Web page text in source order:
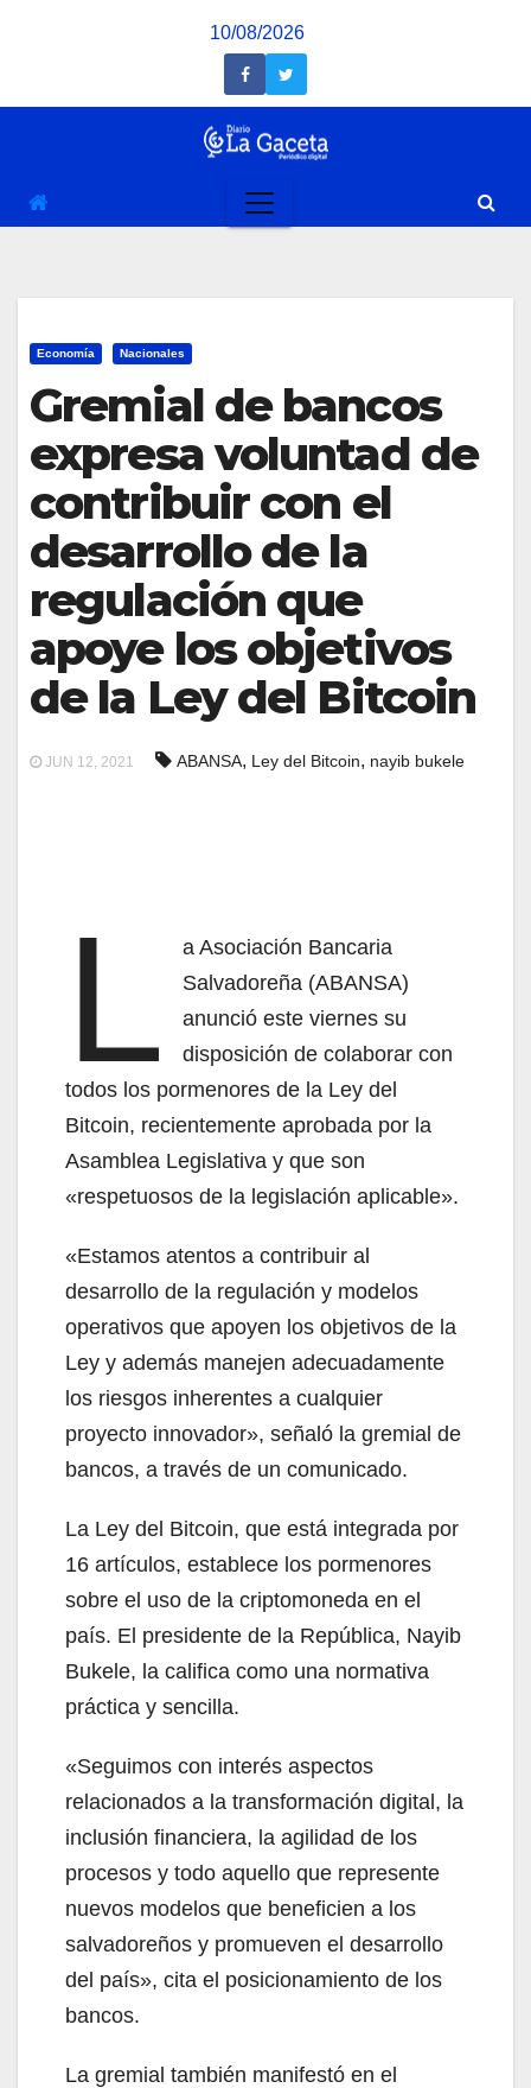
10/08/2026
Economía Nacionales
Gremial de bancos
expresa voluntad de
contribuir con el
desarrollo de la
regulación que
apoye los objetivos
de la Ley del Bitcoin
JUN 12, 2021 ABANSA, Ley del Bitcoin, nayib bukele
L
a Asociación Bancaria
Salvadoreña (ABANSA)
anunció este viernes su
disposición de colaborar con
todos los pormenores de la Ley del
Bitcoin, recientemente aprobada por la
Asamblea Legislativa y que son
«respetuosos de la legislación aplicable».
«Estamos atentos a contribuir al
desarrollo de la regulación y modelos
operativos que apoyen los objetivos de la
Ley y además manejen adecuadamente
los riesgos inherentes a cualquier
proyecto innovador», señaló la gremial de
bancos, a través de un comunicado.
La Ley del Bitcoin, que está integrada por
16 artículos, establece los pormenores
sobre el uso de la criptomoneda en el
país. El presidente de la República, Nayib
Bukele, la califica como una normativa
práctica y sencilla.
«Seguimos con interés aspectos
relacionados a la transformación digital, la
inclusión financiera, la agilidad de los
procesos y todo aquello que represente
nuevos modelos que beneficien a los
salvadoreños y promueven el desarrollo
del país», cita el posicionamiento de los
bancos.
La gremial también manifestó en el